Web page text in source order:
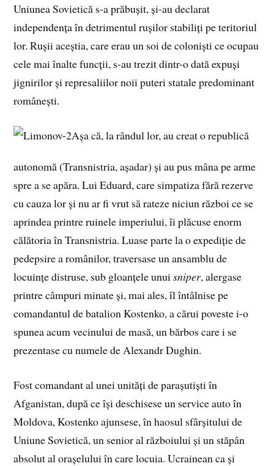
Uniunea Sovietică s-a prăbușit, și-au declarat
independența în detrimentul rușilor stabiliți pe teritoriul
lor. Rușii aceștia, care erau un soi de coloniști ce ocupau
cele mai înalte funcții, s-au trezit dintr-o dată expuși
jignirilor și represaliilor noii puteri statale predominant
românești.
Așa că, la rândul lor, au creat o republică
autonomă (Transnistria, așadar) și au pus mâna pe arme
spre a se apăra. Lui Eduard, care simpatiza fără rezerve
cu cauza lor și nu ar fi vrut să rateze niciun război ce se
aprindea printre ruinele imperiului, îi plăcuse enorm
călătoria în Transnistria. Luase parte la o expediție de
pedepsire a românilor, traversase un ansamblu de
locuințe distruse, sub gloanțele unuisniper, alergase
printre câmpuri minate și, mai ales, îl întâlnise pe
comandantul de batalion Kostenko, a cărui poveste i-o
spunea acum vecinului de masă, un bărbos care i se
prezentase cu numele de Alexandr Dughin.
Fost comandant al unei unități de parașutiști în
Afganistan, după ce își deschisese un service auto în
Moldova, Kostenko ajunsese, în haosul sfârșitului de
Uniune Sovietică, un senior al războiului și un stăpân
absolut al orașelului în care locuia. Ucrainean ca și